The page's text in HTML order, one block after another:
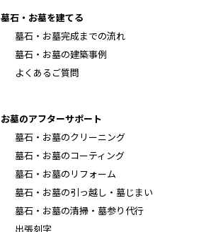
墓石・お墓を建てる
墓石・お墓完成までの流れ
墓石・お墓の建築事例
よくあるご質問
お墓のアフターサポート
墓石・お墓のクリーニング
墓石・お墓のコーティング
墓石・お墓のリフォーム
墓石・お墓の引っ越し・墓じまい
墓石・お墓の清掃・墓参り代行
出張刻字